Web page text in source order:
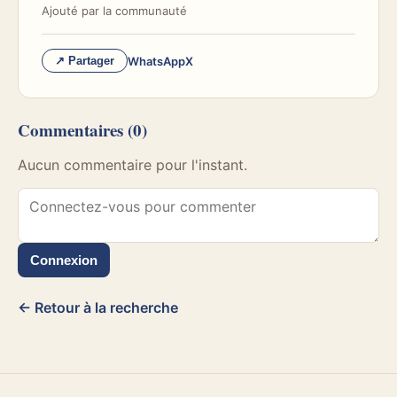
Ajouté par la communauté
↗ Partager WhatsAppX
Commentaires (0)
Aucun commentaire pour l'instant.
Connexion
← Retour à la recherche